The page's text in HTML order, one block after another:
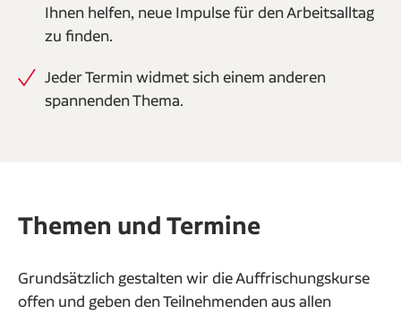
Ihnen helfen, neue Impulse für den Arbeitsalltag
zu finden.
Jeder Termin widmet sich einem anderen
spannenden Thema.
Themen und Termine
Grundsätzlich gestalten wir die Auffrischungskurse
offen und geben den Teilnehmenden aus allen